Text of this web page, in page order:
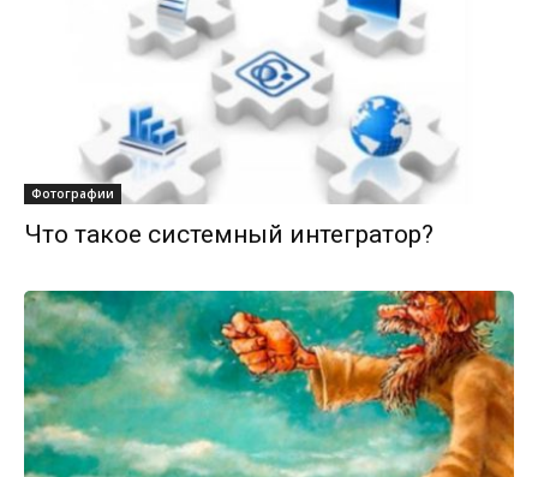
Фотографии
Что такое системный интегратор?